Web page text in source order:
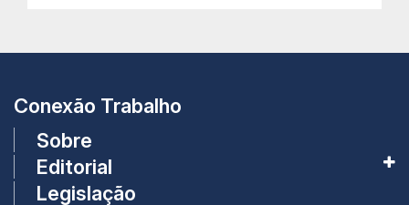
Conexão Trabalho
Sobre
Editorial
Legislação